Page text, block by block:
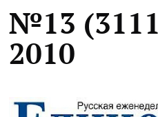
№13
2010